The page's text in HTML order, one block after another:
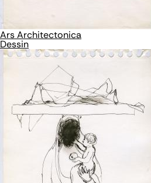
Ars Architectonica
Dessin